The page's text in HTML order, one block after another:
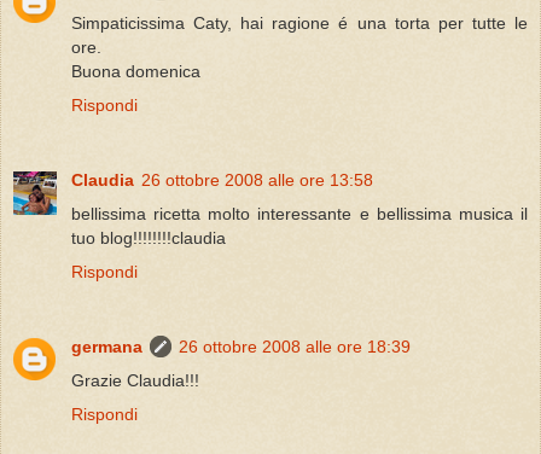
Simpaticissima Caty, hai ragione é una torta per tutte le
ore.
Buona domenica
Rispondi
Claudia 26 ottobre 2008 alle ore 13:58
bellissima ricetta molto interessante e bellissima musica il
tuo blog!!!!!!!!claudia
Rispondi
germana
26 ottobre 2008 alle ore 18:39
Grazie Claudia!!!
Rispondi